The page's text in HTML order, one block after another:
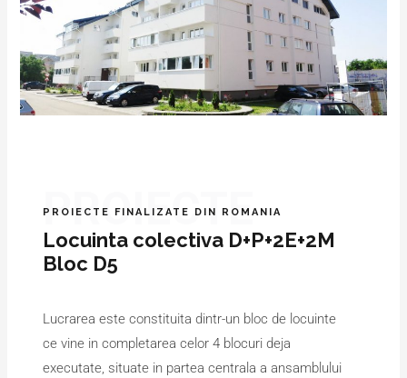
PROIECTE
PROIECTE FINALIZATE DIN ROMANIA
Locuinta colectiva D+P+2E+2M
Bloc D5
Lucrarea este constituita dintr-un bloc de locuinte
ce vine in completarea celor 4 blocuri deja
executate, situate in partea centrala a ansamblului